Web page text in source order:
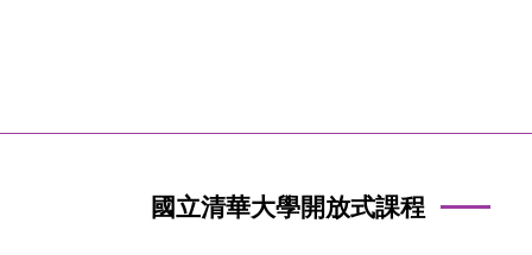
國立清華大學開放式課程